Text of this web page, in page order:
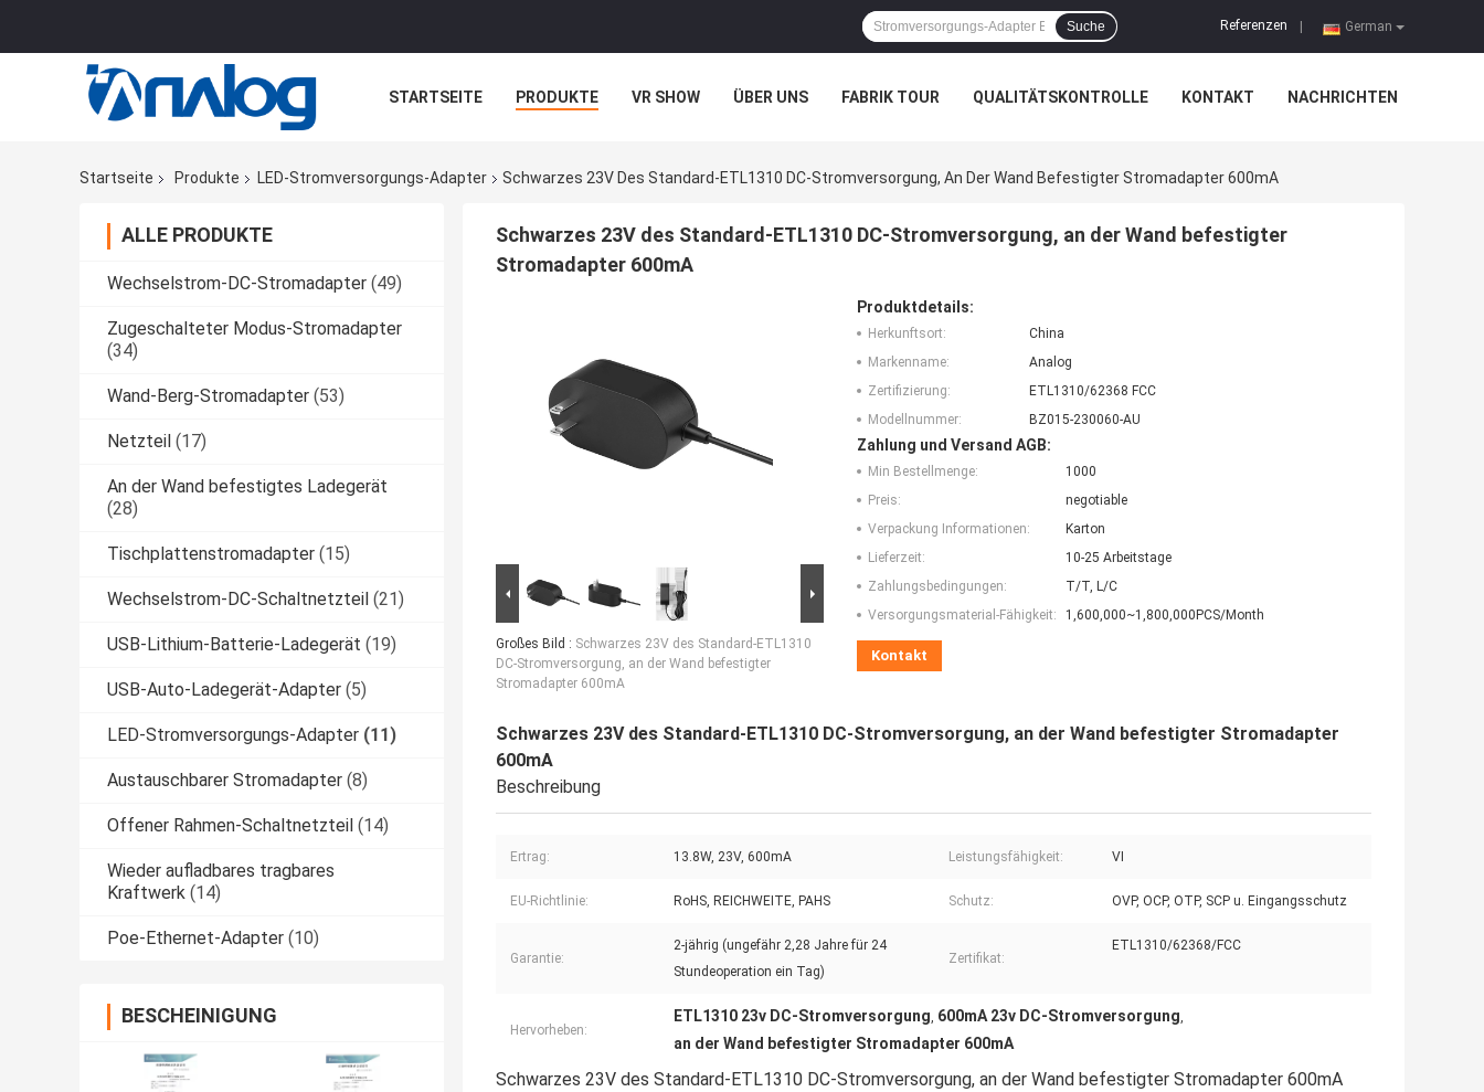
German
Referenzen
Suche
STARTSEITE PRODUKTE VR SHOW ÜBER UNS FABRIK TOUR QUALITÄTSKONTROLLE KONTAKT NACHRICHTEN
Startseite
Produkte LED-Stromversorgungs-Adapter Schwarzes 23V Des Standard-ETL1310 DC-Stromversorgung, An Der Wand Befestigter Stromadapter 600mA
ALLE PRODUKTE
Wechselstrom-DC-Stromadapter (49)
Zugeschalteter Modus-Stromadapter
(34)
Wand-Berg-Stromadapter (53)
Netzteil (17)
An der Wand befestigtes Ladegerät
(28)
Tischplattenstromadapter (15)
Wechselstrom-DC-Schaltnetzteil (21)
USB-Lithium-Batterie-Ladegerät (19)
USB-Auto-Ladegerät-Adapter (5)
LED-Stromversorgungs-Adapter (11)
Austauschbarer Stromadapter (8)
Offener Rahmen-Schaltnetzteil (14)
Wieder aufladbares tragbares
Kraftwerk (14)
Poe-Ethernet-Adapter (10)
BESCHEINIGUNG
Schwarzes 23V des Standard-ETL1310 DC-Stromversorgung, an der Wand befestigter
Stromadapter 600mA
Großes Bild : Schwarzes 23V des Standard-ETL1310
DC-Stromversorgung, an der Wand befestigter
Stromadapter 600mA
Produktdetails:
Herkunftsort:
China
Markenname:
Analog
Zertifizierung:
ETL1310/62368 FCC
Modellnummer:
BZ015-230060-AU
Zahlung und Versand AGB:
Min Bestellmenge:
1000
Preis:
negotiable
Verpackung Informationen:
Karton
Lieferzeit:
10-25 Arbeitstage
Zahlungsbedingungen:
T/T, L/C
Versorgungsmaterial-Fähigkeit:
1,600,000~1,800,000PCS/Month
Kontakt
Schwarzes 23V des Standard-ETL1310 DC-Stromversorgung, an der Wand befestigter Stromadapter
600mA
Beschreibung
Ertrag: 13.8W, 23V, 600mA Leistungsfähigkeit: VI
EU-Richtlinie: RoHS, REICHWEITE, PAHS Schutz: OVP, OCP, OTP, SCP u. Eingangsschutz
Garantie:
2-jährig (ungefähr 2,28 Jahre für 24
Stundeoperation ein Tag)
Zertifikat:
ETL1310/62368/FCC
Hervorheben:
ETL1310 23v DC-Stromversorgung, 600mA 23v DC-Stromversorgung,
an der Wand befestigter Stromadapter 600mA
Schwarzes 23V des Standard-ETL1310 DC-Stromversorgung, an der Wand befestigter Stromadapter 600mA